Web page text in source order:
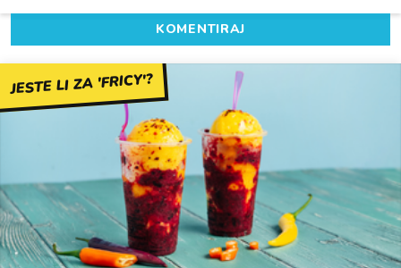
KOMENTIRAJ
JESTE LI ZA 'FRICY'?